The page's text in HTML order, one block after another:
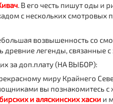
. В его честь пишут оды и
с нескольких смотровых
возвышенность со
древние легенды, связанные
за доп.плату (НА ВЫБОР):
миру Крайнего
вы познакомитесь
и аляскинских хаски и